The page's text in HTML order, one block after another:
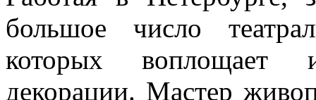
большое число
которых воплощает
декорации. Мастер